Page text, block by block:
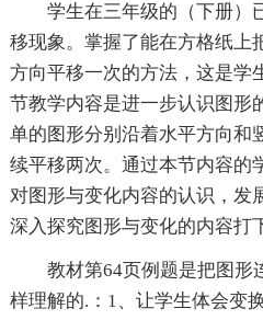
学生在三年级的（下册）
移现象。掌握了能在方格纸上
方向平移一次的方法，这是学
节教学内容是进一步认识图形
单的图形分别沿着水平方向和
续平移两次。通过本节内容的
对图形与变化内容的认识，发
深入探究图形与变化的内容打
教材第64页例题是把图形
样理解的.：1、让学生体会变